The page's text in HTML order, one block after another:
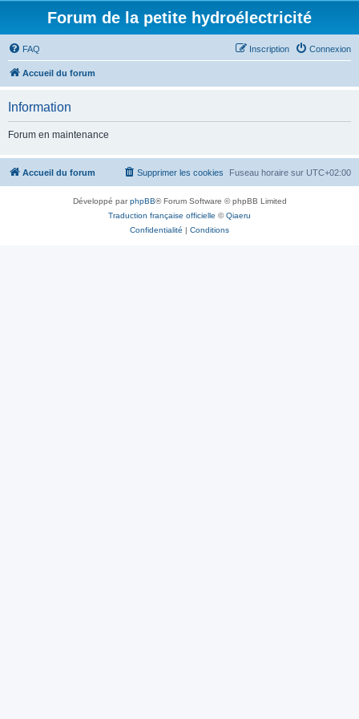
Forum de la petite hydroélectricité
FAQ Connexion
Inscription
Accueil du forum
Information
Forum en maintenance
Accueil du forum Fuseau horaire sur UTC+02:00
Supprimer les cookies
Développé parphpBB® Forum Software © phpBB Limited
Traduction française officielle ©Qiaeru
Confidentialité | Conditions